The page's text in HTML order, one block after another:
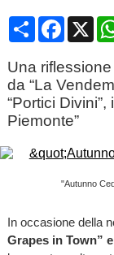
Condividi X
Una
da “La
“Portici
Piemonte”
"Autunno
In occasione della
Grapes in Town”